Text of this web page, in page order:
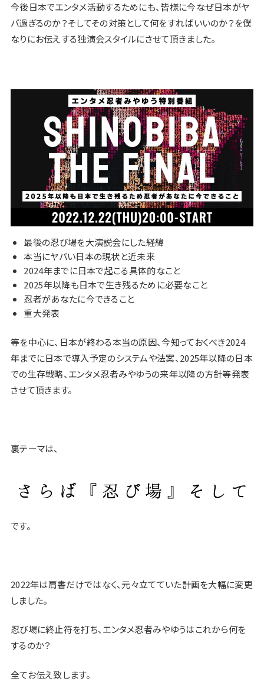
今後日本でエンタメ活動するためにも、皆様に今なぜ日本がヤ
バ過ぎるのか？そしてその対策として何をすればいいのか？を僕
なりにお伝えする独演会スタイルにさせて頂きました。
最後の忍び場を大演説会にした経緯
本当にヤバい日本の現状と近未来
2024年までに日本で起こる具体的なこと
2025年以降も日本で生き残るために必要なこと
忍者があなたに今できること
重大発表
等を中心に、日本が終わる本当の原因、今知っておくべき2024
年までに日本で導入予定のシステムや法案、2025年以降の日本
での生存戦略、エンタメ忍者みやゆうの来年以降の方針等発表
させて頂きます。
裏テーマは、
です。
2022年は肩書だけではなく、元々立てていた計画を大幅に変更
しました。
忍び場に終止符を打ち、エンタメ忍者みやゆうはこれから何を
するのか？
全てお伝え致します。